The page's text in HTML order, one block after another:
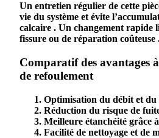
Un entretien régulier de cette
vie du système et évite
calcaire . Un changement rapide
fissure ou de réparation coûteuse
Comparatif des avantages
de refoulement
Optimisation du débit et du
Réduction du risque de
Meilleure étanchéité grâce
Facilité de nettoyage et de